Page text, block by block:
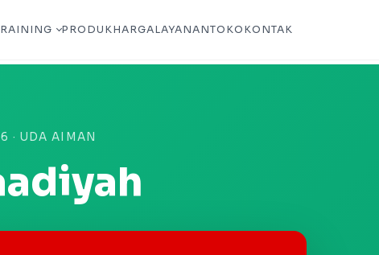
PRODUKHARGALAYANANTOKOKONTAK
· UDA AIMAN